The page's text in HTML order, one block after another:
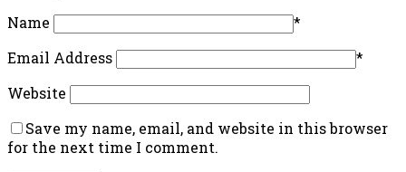
Name
*
Email Address
*
Website
Save my name, email, and website in this browser
for the next time I comment.